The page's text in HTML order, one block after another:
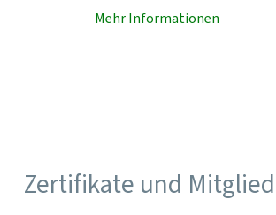
Mehr Informationen
Zertifikate und